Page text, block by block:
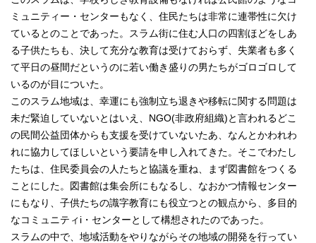
ミュニティー・センターもなく、住民たちは非常に連帯性に欠け
ているとのことであった。スラム街に住む人口の四割ほどをしあ
る子供たちも、決して充分な教育は受けておらず、失業者も多く
て平日の昼間だというのに若い働き盛りの男たちがゴロゴロして
いるのが目についた。
このスラム地域は、幸運にも強制立ち退きや移転に関する問題は
未だ緊迫していないとはいえ、NGO(非政府組織)と言われるどこ
の民間公益団体からも支援を受けていないたあ、なんとかわれわ
れに協力してほしいという要請を申し入れてきた。そこでわたし
たちは、住民委員会の人たちと協議を重ね、まず図書館をつくる
ことにした。図書館は集会所にもなるし、なおかつ情報センター
にもなり、子供たちの識字教育にも役立つとの観点から、多目的
なコミュニティi・センターとして構想されたのであった。
スラムの中で、地域活動をやりながらその地域の開発を行ってい